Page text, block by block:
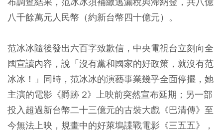
八千餘萬元人民幣（約新台幣四十億元）。
范冰冰隨後發出六百字致歉信，中央電視台立刻向全
國宣讀內容，說「沒有黨和國家的好政策，就沒有范
冰冰！」同時，范冰冰的演藝事業幾乎全面停擺，她
主演的電影《爵跡 2》上映前突然宣布延期；另一部
投入超過新台幣二十三億元的古裝大戲《巴清傳》至
今無法上映，規畫中的好萊塢諜戰電影《三五五》，